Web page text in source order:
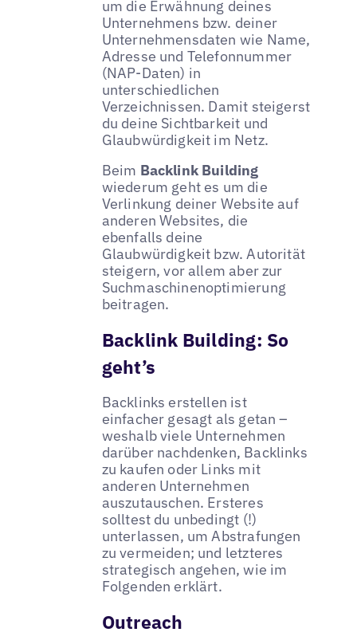
um die Erwähnung deines
Unternehmens bzw. deiner
Unternehmensdaten wie Name,
Adresse und Telefonnummer
(NAP-Daten) in
unterschiedlichen
Verzeichnissen. Damit steigerst
du deine Sichtbarkeit und
Glaubwürdigkeit im Netz.
Beim Backlink Building
wiederum geht es um die
Verlinkung deiner Website auf
anderen Websites, die
ebenfalls deine
Glaubwürdigkeit bzw. Autorität
steigern, vor allem aber zur
Suchmaschinenoptimierung
beitragen.
Backlink Building: So
geht’s
Backlinks erstellen ist
einfacher gesagt als getan –
weshalb viele Unternehmen
darüber nachdenken, Backlinks
zu kaufen oder Links mit
anderen Unternehmen
auszutauschen. Ersteres
solltest du unbedingt (!)
unterlassen, um Abstrafungen
zu vermeiden; und letzteres
strategisch angehen, wie im
Folgenden erklärt.
Outreach